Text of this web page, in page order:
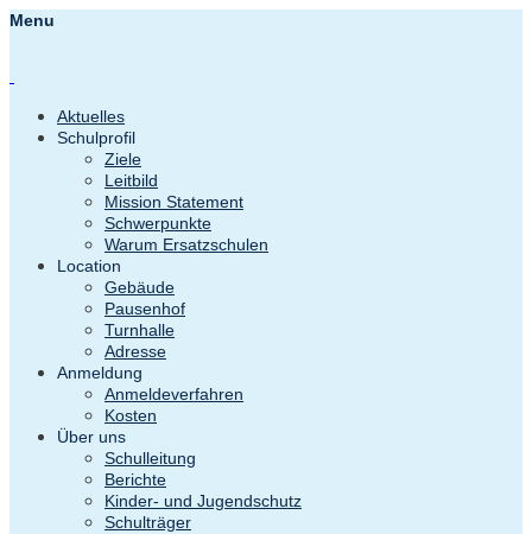
Menu
Aktuelles
Schulprofil
Ziele
Leitbild
Mission Statement
Schwerpunkte
Warum Ersatzschulen
Location
Gebäude
Pausenhof
Turnhalle
Adresse
Anmeldung
Anmeldeverfahren
Kosten
Über uns
Schulleitung
Berichte
Kinder- und Jugendschutz
Schulträger